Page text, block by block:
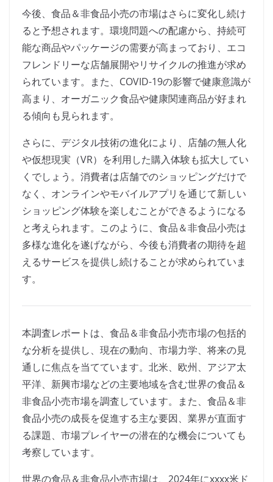
今後、食品＆非食品小売の市場はさらに変化し続け
ると予想されます。環境問題への配慮から、持続可
能な商品やパッケージの需要が高まっており、エコ
フレンドリーな店舗展開やリサイクルの推進が求め
られています。また、COVID-19の影響で健康意識が
高まり、オーガニック食品や健康関連商品が好まれ
る傾向も見られます。
さらに、デジタル技術の進化により、店舗の無人化
や仮想現実（VR）を利用した購入体験も拡大してい
くでしょう。消費者は店舗でのショッピングだけで
なく、オンラインやモバイルアプリを通じて新しい
ショッピング体験を楽しむことができるようになる
と考えられます。このように、食品＆非食品小売は
多様な進化を遂げながら、今後も消費者の期待を超
えるサービスを提供し続けることが求められていま
す。
本調査レポートは、食品＆非食品小売市場の包括的
な分析を提供し、現在の動向、市場力学、将来の見
通しに焦点を当てています。北米、欧州、アジア太
平洋、新興市場などの主要地域を含む世界の食品＆
非食品小売市場を調査しています。また、食品＆非
食品小売の成長を促進する主な要因、業界が直面す
る課題、市場プレイヤーの潜在的な機会についても
考察しています。
世界の食品＆非食品小売市場は、2024年にxxxx米ド